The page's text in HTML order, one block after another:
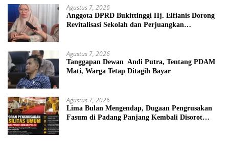
Agustus 7, 2026
Anggota DPRD Bukittinggi Hj. Elfianis Dorong
Revitalisasi Sekolah dan Perjuangkan
Agustus 7, 2026
Tanggapan Dewan Andi Putra, Tentang PDAM
Mati, Warga Tetap Ditagih Bayar
Agustus 7, 2026
Lima Bulan Mengendap, Dugaan Pengrusakan
Fasum di Padang Panjang Kembali Disorot